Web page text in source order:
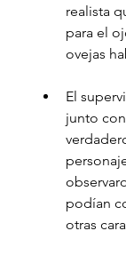
realista
para el
ovejas
El
junto
podían
otras